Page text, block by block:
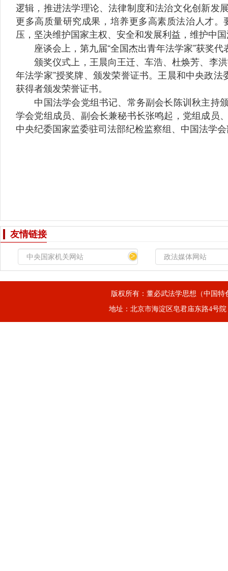
逻辑，推进法学理论、法律制度和法治文化创新发
更多高质量研究成果，培养更多高素质法治人才
压，坚决维护国家主权、安全和发展利益，维护中
座谈会上，第九届“全国杰出青年法学家”获奖代
颁奖仪式上，王晨向王迁、车浩、杜焕芳、李洪
年法学家”授奖牌、颁发荣誉证书。王晨和中央政
获得者颁发荣誉证书。
中国法学会党组书记、常务副会长陈训秋主持
学会党组成员、副会长兼秘书长张鸣起，党组成员
中央纪委国家监委驻司法部纪检监察组、中国法学
友情链接
>
版权所有：董必武法学思想（中国
地址：北京市海淀区皂君庙东路4号院